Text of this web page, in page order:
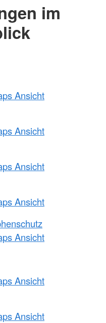
im
Ansicht
Ansicht
Ansicht
Ansicht
Ansicht
Ansicht
Ansicht